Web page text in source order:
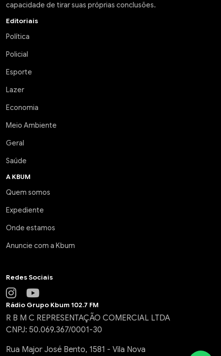
capacidade de tirar suas próprias conclusões.
Editoriais
Política
Policial
Esporte
Lazer
Economia
Meio Ambiente
Geral
Saúde
A KBUM
Quem somos
Expediente
Onde estamos
Anuncie com a Kbum
Redes Sociais
Rádio Grupo Kbum 102.7 FM
R B M C REPRESENTAÇÃO COMERCIAL LTDA
CNPJ: 50.069.367/0001-30
Rua Major José Bento, 1581 - Vila Nova